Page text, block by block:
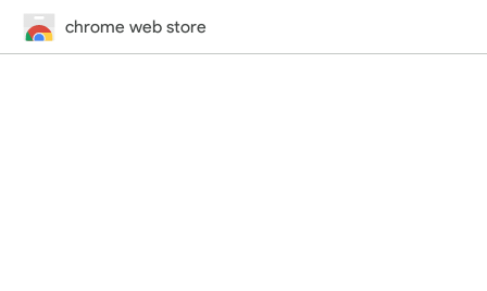
chrome web store